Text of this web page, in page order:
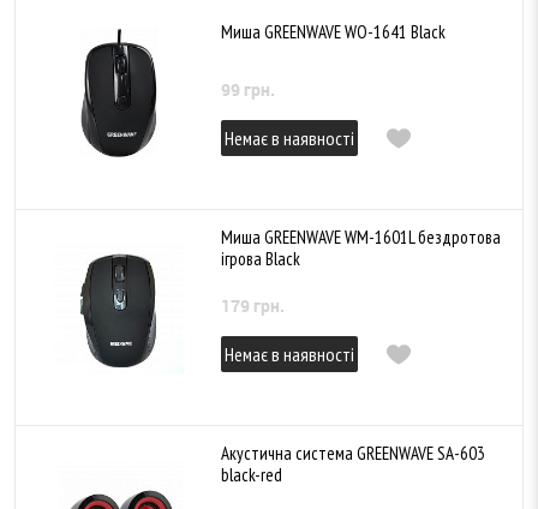
Миша GREENWAVE WO-1641 Black
99 грн.
Немає в наявності
Миша GREENWAVE WM-1601L бездротова
ігрова Black
179 грн.
Немає в наявності
Акустична система GREENWAVE SA-603
black-red